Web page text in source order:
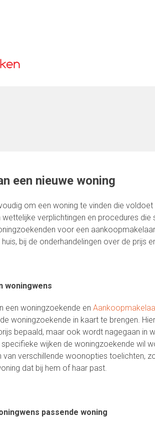
een nieuwe woning
om een woning te vinden die
wettelijke verplichtingen en procedures die
voor een
bij de onderhandelingen over de prijs
woningwens
een woningzoekende en
woningzoekende in kaart te brengen.
bepaald, maar ook wordt nagegaan in
wijken de woningzoekende wil
van verschillende woonopties toelichten,
dat bij hem of haar past.
passende woning